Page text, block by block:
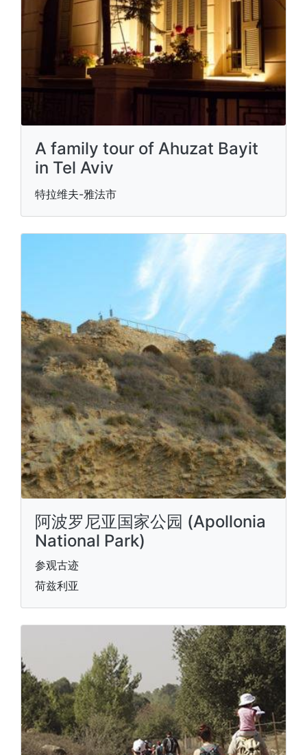
A family tour of Ahuzat Bayit
in Tel Aviv
特拉维夫-雅法市
阿波罗尼亚国家公园 (Apollonia
National Park)
参观古迹
荷兹利亚